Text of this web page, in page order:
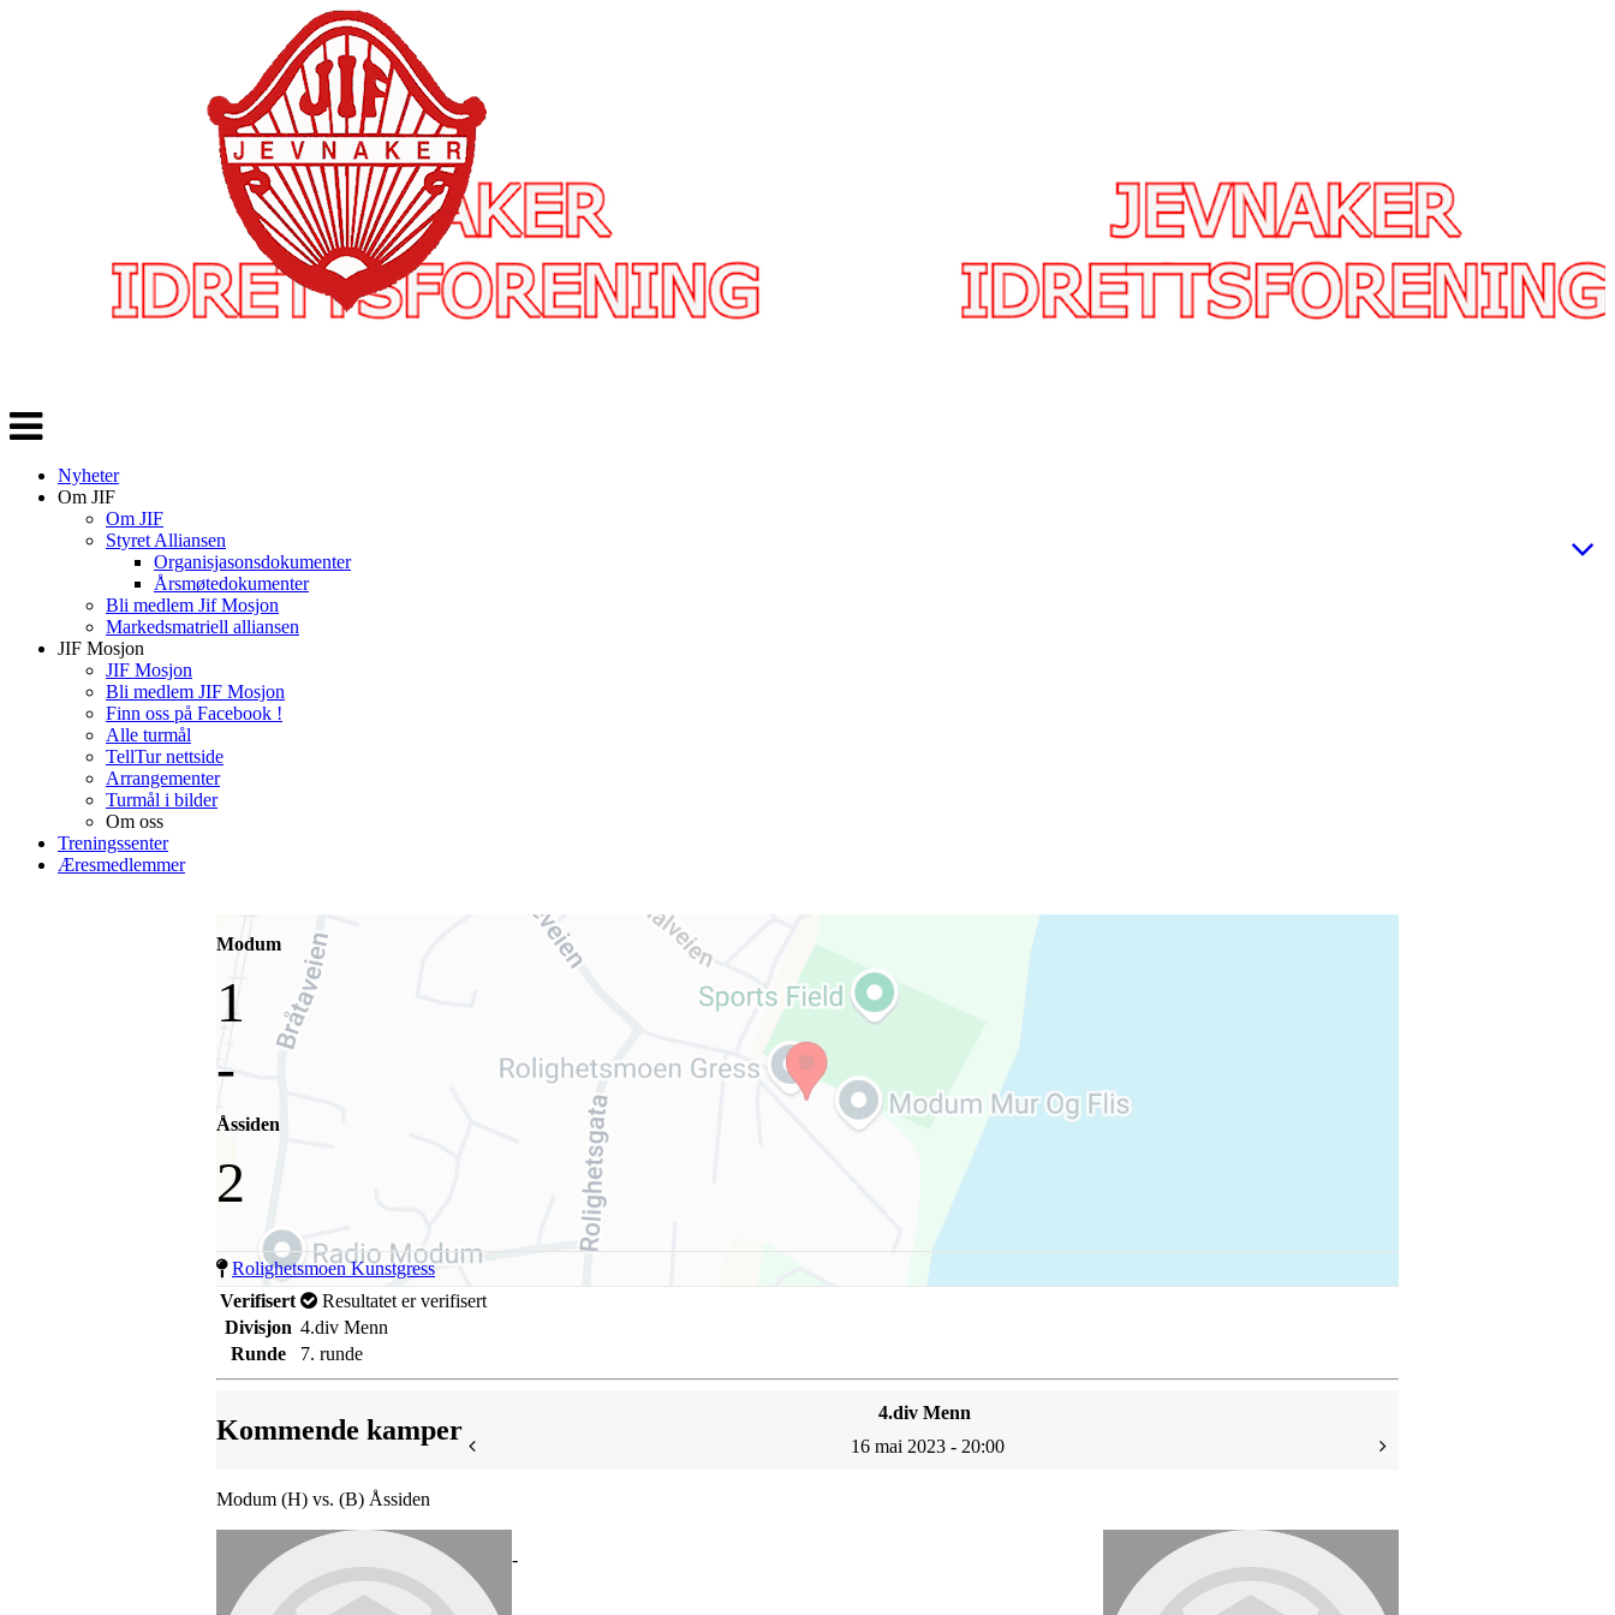
Veksle
navigasjon
Nyheter
Om JIF
Om JIF
Styret Alliansen
Organisjasonsdokumenter
Årsmøtedokumenter
Bli medlem Jif Mosjon
Markedsmatriell alliansen
JIF Mosjon
JIF Mosjon
Bli medlem JIF Mosjon
Finn oss på Facebook !
Alle turmål
TellTur nettside
Arrangementer
Turmål i bilder
Om oss
Treningssenter
Æresmedlemmer
Modum
1
-
Åssiden
2
Rolighetsmoen Kunstgress
Verifisert
Resultatet er verifisert
Divisjon 4.div Menn
Runde
7. runde
Kommende kamper
4.div Menn
16 mai 2023 - 20:00
Modum (H) vs. (B) Åssiden
-